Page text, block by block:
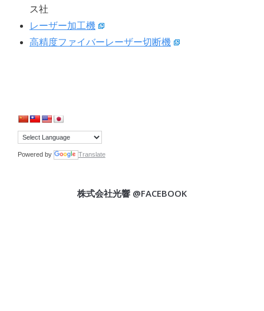
ス社
レーザー加工機
高精度ファイバーレーザー切断機
Powered by Translate
株式会社光響 @FACEBOOK